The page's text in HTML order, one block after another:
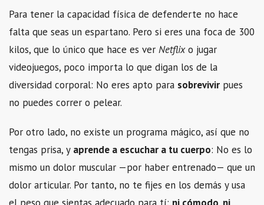
Para tener la capacidad física de defenderte no hace
falta que seas un espartano. Pero si eres una foca de 300
kilos, que lo único que hace es ver Netflixo jugar
videojuegos, poco importa lo que digan los de la
diversidad corporal: No eres apto para sobrevivir pues
no puedes correr o pelear.
Por otro lado, no existe un programa mágico, así que no
tengas prisa, y aprende a escuchar a tu cuerpo: No es lo
mismo un dolor muscular —por haber entrenado— que un
dolor articular. Por tanto, no te fijes en los demás y usa